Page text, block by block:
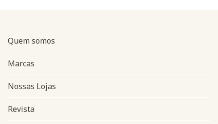
Quem somos
Marcas
Nossas Lojas
Revista